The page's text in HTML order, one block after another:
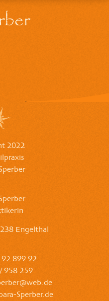
2022
Engelthal
899 92
958 259
Sperber.de